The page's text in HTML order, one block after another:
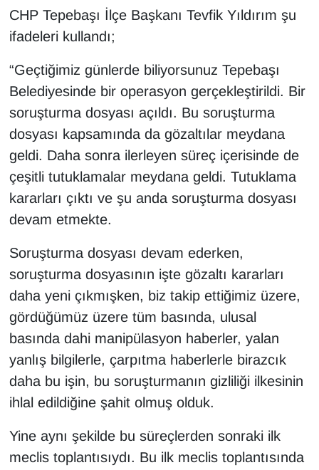
CHP Tepebaşı İlçe Başkanı Tevfik Yıldırım şu
ifadeleri kullandı;
“Geçtiğimiz günlerde biliyorsunuz Tepebaşı
Belediyesinde bir operasyon gerçekleştirildi. Bir
soruşturma dosyası açıldı. Bu soruşturma
dosyası kapsamında da gözaltılar meydana
geldi. Daha sonra ilerleyen süreç içerisinde de
çeşitli tutuklamalar meydana geldi. Tutuklama
kararları çıktı ve şu anda soruşturma dosyası
devam etmekte.
Soruşturma dosyası devam ederken,
soruşturma dosyasının işte gözaltı kararları
daha yeni çıkmışken, biz takip ettiğimiz üzere,
gördüğümüz üzere tüm basında, ulusal
basında dahi manipülasyon haberler, yalan
yanlış bilgilerle, çarpıtma haberlerle birazcık
daha bu işin, bu soruşturmanın gizliliği ilkesinin
ihlal edildiğine şahit olmuş olduk.
Yine aynı şekilde bu süreçlerden sonraki ilk
meclis toplantısıydı. Bu ilk meclis toplantısında